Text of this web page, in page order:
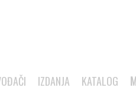
IZDANJA KATALOG